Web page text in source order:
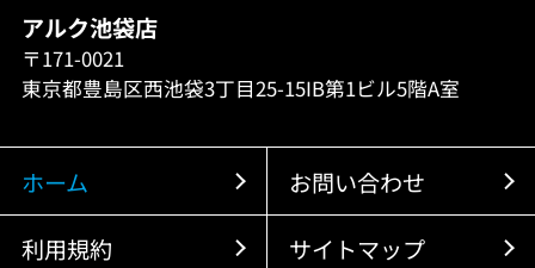
アルク池袋店
〒171-0021
東京都豊島区西池袋3丁目25-15IB第1ビル5階A室
ホーム お問い合わせ
利用規約 サイトマップ